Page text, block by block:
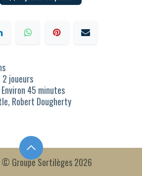
2 joueurs
Environ 45 minutes
Robert Dougherty
Groupe Sortilèges 2026